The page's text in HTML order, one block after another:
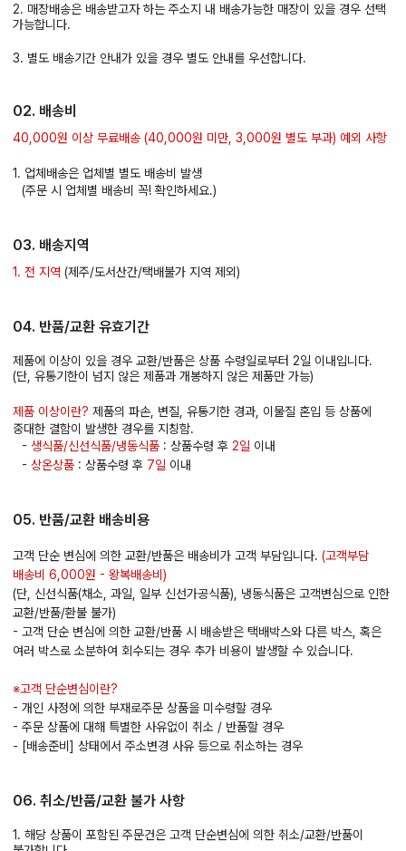
2. 매장배송은 배송받고자 하는 주소지 내 배송가능한 매장이 있을 경우 선택
가능합니다.
3. 별도 배송기간 안내가 있을 경우 별도 안내를 우선합니다.
02. 배송비
40,000원 이상 무료배송 (40,000원 미만, 3,000원 별도 부과) 예외 사항
1. 업체배송은 업체별 별도 배송비 발생
(주문 시 업체별 배송비 꼭! 확인하세요.)
03. 배송지역
1. 전 지역 (제주/도서산간/택배불가 지역 제외)
04. 반품/교환 유효기간
제품에 이상이 있을 경우 교환/반품은 상품 수령일로부터 2일 이내입니다.
(단, 유통기한이 넘지 않은 제품과 개봉하지 않은 제품만 가능)
제품 이상이란? 제품의 파손, 변질, 유통기한 경과, 이물질 혼입 등 상품에
중대한 결함이 발생한 경우를 지칭함.
- 생식품/신선식품/냉동식품 : 상품수령 후 2일 이내
- 상온상품 : 상품수령 후 7일 이내
05. 반품/교환 배송비용
고객 단순 변심에 의한 교환/반품은 배송비가 고객 부담입니다. (고객부담
배송비 6,000원 - 왕복배송비)
(단, 신선식품(채소, 과일, 일부 신선가공식품), 냉동식품은 고객변심으로 인한
교환/반품/환불 불가)
- 고객 단순 변심에 의한 교환/반품 시 배송받은 택배박스와 다른 박스, 혹은
여러 박스로 소분하여 회수되는 경우 추가 비용이 발생할 수 있습니다.
※고객 단순변심이란?
- 개인 사정에 의한 부재로주문 상품을 미수령할 경우
- 주문 상품에 대해 특별한 사유없이 취소 / 반품할 경우
- [배송준비] 상태에서 주소변경 사유 등으로 취소하는 경우
06. 취소/반품/교환 불가 사항
1. 해당 상품이 포함된 주문건은 고객 단순변심에 의한 취소/교환/반품이